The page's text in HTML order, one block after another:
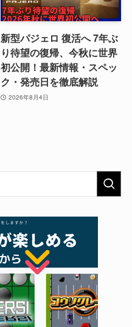
新型パジェロ 復活へ 7年ぶ
り待望の復帰、今秋に世界
初公開！最新情報・スペッ
ク・発売日を徹底解説
2026年8月4日